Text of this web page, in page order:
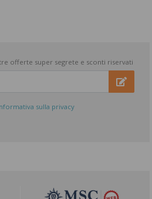
offerte super segrete e sconti riservati
sulla privacy